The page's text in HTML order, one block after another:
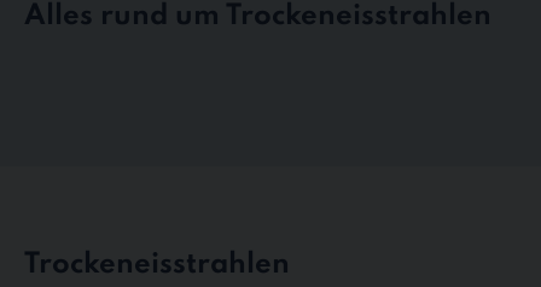
Alles rund um Trockeneisstrahlen
Trockeneisstrahlen